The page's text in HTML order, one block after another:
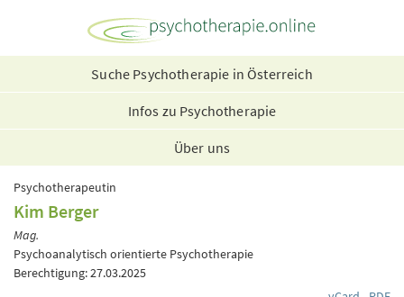
Suche Psychotherapie in Österreich
Infos zu Psychotherapie
Über uns
Psychotherapeutin
Kim Berger
Mag.
Psychoanalytisch orientierte Psychotherapie
Berechtigung: 27.03.2025